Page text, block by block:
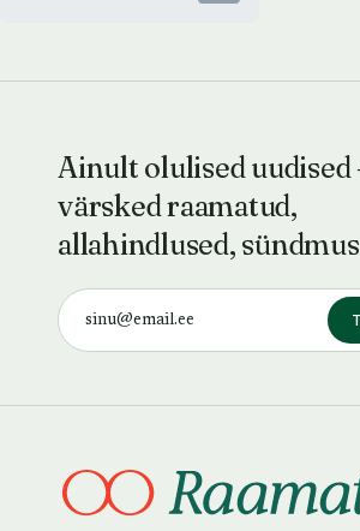
Ainult olulised
värsked raamatud,
allahindlused,